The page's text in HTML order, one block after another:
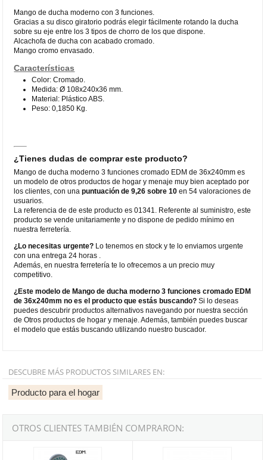
Mango de ducha moderno con 3 funciones.
Gracias a su disco giratorio podrás elegir fácilmente rotando la ducha
sobre su eje entre los 3 tipos de chorro de los que dispone.
Alcachofa de ducha con acabado cromado.
Mango cromo envasado.
Características
Color: Cromado.
Medida: Ø 108x240x36 mm.
Material: Plástico ABS.
Peso: 0,1850 Kg.
¿Tienes dudas de comprar este producto?
Mango de ducha moderno 3 funciones cromado EDM de 36x240mm es
un modelo de otros productos de hogar y menaje muy bien aceptado por
los clientes, con unapuntuación de 9,26 sobre 10 en 54 valoraciones de
usuarios.
La referencia de de este producto es 01341. Referente al suministro, este
producto se vende unitariamente y no dispone de pedido mínimo en
nuestra ferretería.
¿Lo necesitas urgente? Lo tenemos en stock y te lo enviamos urgente
con una entrega 24 horas .
Además, en nuestra ferretería te lo ofrecemos a un precio muy
competitivo.
¿Este modelo de Mango de ducha moderno 3 funciones cromado EDM
de 36x240mm no es el producto que estás buscando? Si lo deseas
puedes descubrir productos alternativos navegando por nuestra sección
de Otros productos de hogar y menaje. Además, también puedes buscar
el modelo que estás buscando utilizando nuestro buscador.
DESCUBRE MÁS PRODUCTOS SIMILARES EN:
Producto para el hogar
OTROS CLIENTES TAMBIÉN COMPRARON: